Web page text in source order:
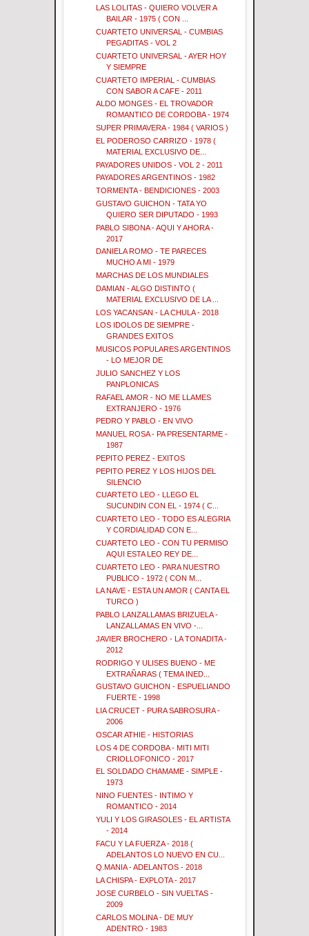
LAS LOLITAS - QUIERO VOLVER A
BAILAR - 1975 ( CON ...
CUARTETO UNIVERSAL - CUMBIAS
PEGADITAS - VOL 2
CUARTETO UNIVERSAL - AYER HOY
Y SIEMPRE
CUARTETO IMPERIAL - CUMBIAS
CON SABOR A CAFE - 2011
ALDO MONGES - EL TROVADOR
ROMANTICO DE CORDOBA - 1974
SUPER PRIMAVERA - 1984 ( VARIOS )
EL PODEROSO CARRIZO - 1978 (
MATERIAL EXCLUSIVO DE...
PAYADORES UNIDOS - VOL 2 - 2011
PAYADORES ARGENTINOS - 1982
TORMENTA - BENDICIONES - 2003
GUSTAVO GUICHON - TATA YO
QUIERO SER DIPUTADO - 1993
PABLO SIBONA - AQUI Y AHORA -
2017
DANIELA ROMO - TE PARECES
MUCHO A MI - 1979
MARCHAS DE LOS MUNDIALES
DAMIAN - ALGO DISTINTO (
MATERIAL EXCLUSIVO DE LA ...
LOS YACANSAN - LA CHULA - 2018
LOS IDOLOS DE SIEMPRE -
GRANDES EXITOS
MUSICOS POPULARES ARGENTINOS
- LO MEJOR DE
JULIO SANCHEZ Y LOS
PANPLONICAS
RAFAEL AMOR - NO ME LLAMES
EXTRANJERO - 1976
PEDRO Y PABLO - EN VIVO
MANUEL ROSA - PA PRESENTARME -
1987
PEPITO PEREZ - EXITOS
PEPITO PEREZ Y LOS HIJOS DEL
SILENCIO
CUARTETO LEO - LLEGO EL
SUCUNDIN CON EL - 1974 ( C...
CUARTETO LEO - TODO ES ALEGRIA
Y CORDIALIDAD CON E...
CUARTETO LEO - CON TU PERMISO
AQUI ESTA LEO REY DE...
CUARTETO LEO - PARA NUESTRO
PUBLICO - 1972 ( CON M...
LA NAVE - ESTA UN AMOR ( CANTA EL
TURCO )
PABLO LANZALLAMAS BRIZUELA -
LANZALLAMAS EN VIVO -...
JAVIER BROCHERO - LA TONADITA -
2012
RODRIGO Y ULISES BUENO - ME
EXTRAÑARAS ( TEMA INED...
GUSTAVO GUICHON - ESPUELIANDO
FUERTE - 1998
LIA CRUCET - PURA SABROSURA -
2006
OSCAR ATHIE - HISTORIAS
LOS 4 DE CORDOBA - MITI MITI
CRIOLLOFONICO - 2017
EL SOLDADO CHAMAME - SIMPLE -
1973
NINO FUENTES - INTIMO Y
ROMANTICO - 2014
YULI Y LOS GIRASOLES - EL ARTISTA
- 2014
FACU Y LA FUERZA - 2018 (
ADELANTOS LO NUEVO EN CU...
Q.MANIA - ADELANTOS - 2018
LA CHISPA - EXPLOTA - 2017
JOSE CURBELO - SIN VUELTAS -
2009
CARLOS MOLINA - DE MUY
ADENTRO - 1983